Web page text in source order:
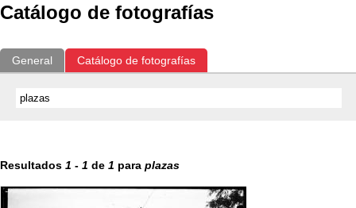
Catálogo de fotografías
General Catálogo de fotografías
Resultados 1 - 1 de 1 para plazas